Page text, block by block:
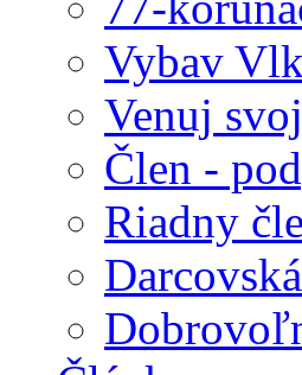
Vybav
Venuj
Člen -
Riadny